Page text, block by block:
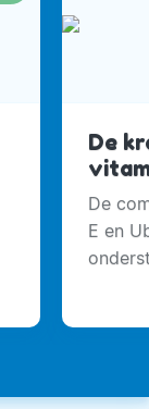
De
De
E en